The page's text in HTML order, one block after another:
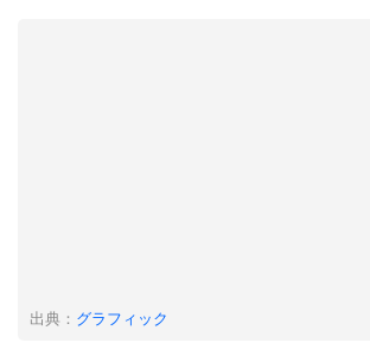
出典： グラフィック